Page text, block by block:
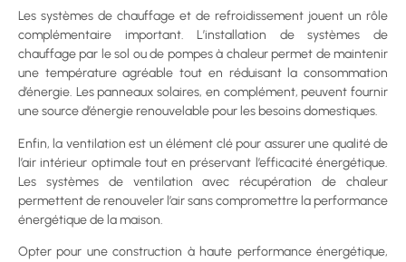
Les systèmes de chauffage et de refroidissement jouent un rôle
complémentaire important. L’installation de systèmes de
chauffage par le sol ou de pompes à chaleur permet de maintenir
une température agréable tout en réduisant la consommation
d’énergie. Les panneaux solaires, en complément, peuvent fournir
une source d’énergie renouvelable pour les besoins domestiques.
Enfin, la ventilation est un élément clé pour assurer une qualité de
l’air intérieur optimale tout en préservant l’efficacité énergétique.
Les systèmes de ventilation avec récupération de chaleur
permettent de renouveler l’air sans compromettre la performance
énergétique de la maison.
Opter pour une construction à haute performance énergétique,